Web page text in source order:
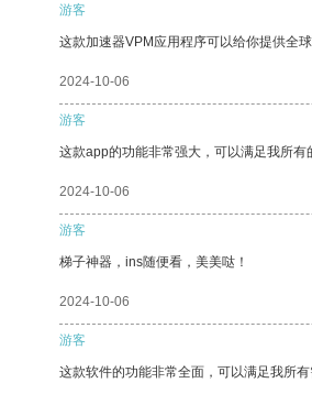
游客
这款加速器VPM应用程序可以给你提供全
2024-10-06
游客
这款app的功能非常强大，可以满足我所有
2024-10-06
游客
梯子神器，ins随便看，美美哒！
2024-10-06
游客
这款软件的功能非常全面，可以满足我所有